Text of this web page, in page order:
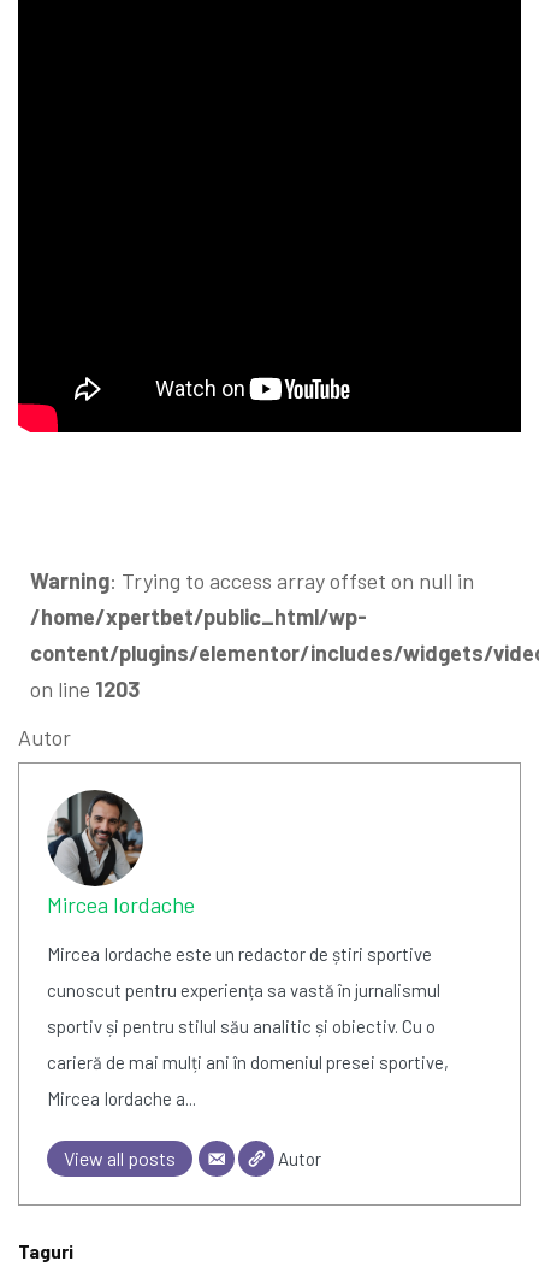
Warning: Trying to access array offset on null in
/home/xpertbet/public_html/wp-
content/plugins/elementor/includes/widgets/
on line 1203
Autor
Mircea Iordache
Mircea Iordache este un redactor de știri sportive
cunoscut pentru experiența sa vastă în jurnalismul
sportiv și pentru stilul său analitic și obiectiv. Cu o
carieră de mai mulți ani în domeniul presei sportive,
Mircea Iordache a...
View all posts Autor
Taguri